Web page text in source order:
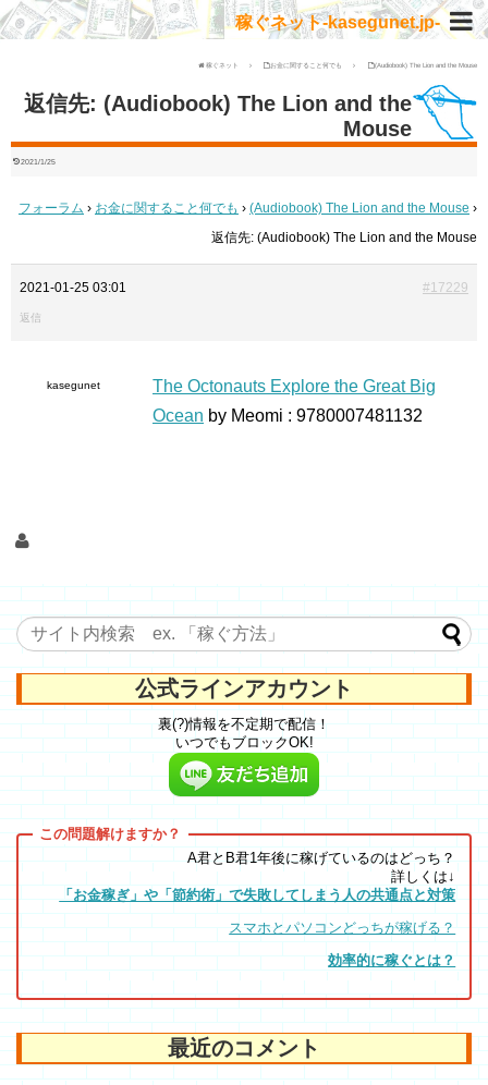
稼ぐネット-kasegunet.jp-
稼ぐネット お金に関すること何でも (Audiobook) The Lion and the Mouse
返信先: (Audiobook) The Lion and the
Mouse
2021/1/25
フォーラム › お金に関すること何でも › (Audiobook) The Lion and the Mouse ›
返信先: (Audiobook) The Lion and the Mouse
2021-01-25 03:01 #17229
返信
kasegunet
The Octonauts Explore the Great Big
Ocean by Meomi : 9780007481132
公式ラインアカウント
裏(?)情報を不定期で配信！
いつでもブロックOK!
A君とB君1年後に稼げているのはどっち？
詳しくは↓
「お金稼ぎ」や「節約術」で失敗してしまう人の共通点と対策
スマホとパソコンどっちが稼げる？
効率的に稼ぐとは？
最近のコメント